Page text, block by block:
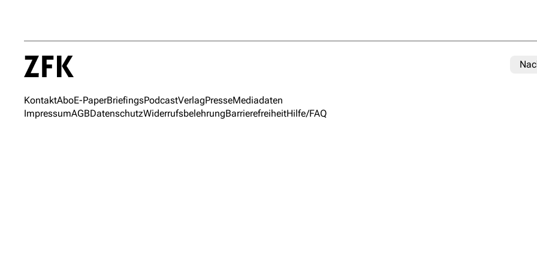
KontaktAboE-PaperBriefingsPodcastVerlagPresseMediadaten
ImpressumAGBDatenschutzWiderrufsbelehrungBarrierefreiheitHilfe/FAQ